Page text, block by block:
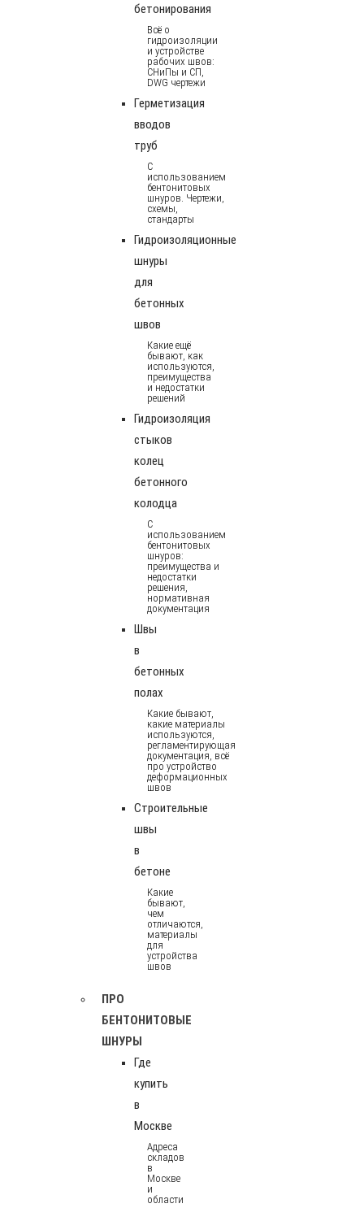
бетонирования
Всё о
гидроизоляции
и устройстве
рабочих швов:
СНиПы и СП,
DWG чертежи
Герметизация
вводов
труб
С
использованием
бентонитовых
шнуров. Чертежи,
схемы,
стандарты
Гидроизоляционные
шнуры
для
бетонных
швов
Какие ещё
бывают, как
используются,
преимущества
и недостатки
решений
Гидроизоляция
стыков
колец
бетонного
колодца
С
использованием
бентонитовых
шнуров:
преимущества и
недостатки
решения,
нормативная
документация
Швы
в
бетонных
полах
Какие бывают,
какие материалы
используются,
регламентирующая
документация, всё
про устройство
деформационных
швов
Строительные
швы
в
бетоне
Какие
бывают,
чем
отличаются,
материалы
для
устройства
швов
ПРО
БЕНТОНИТОВЫЕ
ШНУРЫ
Где
купить
в
Москве
Адреса
складов
в
Москве
и
области